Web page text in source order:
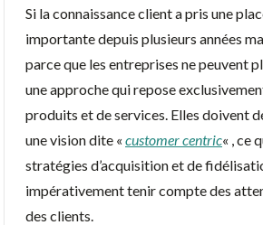
Si la connaissance client a pris une
importante depuis plusieurs années
parce que les entreprises ne peuvent
une approche qui repose
produits et de services. Elles doivent
une vision dite « customer centric« , ce
stratégies d’acquisition et de
impérativement tenir compte des
des clients.